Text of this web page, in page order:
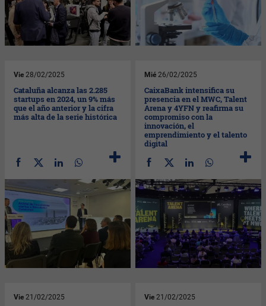
Vie 28/02/2025
Cataluña alcanza las 2.285
startups en 2024, un 9% más
que el año anterior y la cifra
más alta de la serie histórica
Mié 26/02/2025
CaixaBank intensifica su
presencia en el MWC, Talent
Arena y 4YFN y reafirma su
compromiso con la
innovación, el
emprendimiento y el talento
digital
Vie 21/02/2025 Vie 21/02/2025